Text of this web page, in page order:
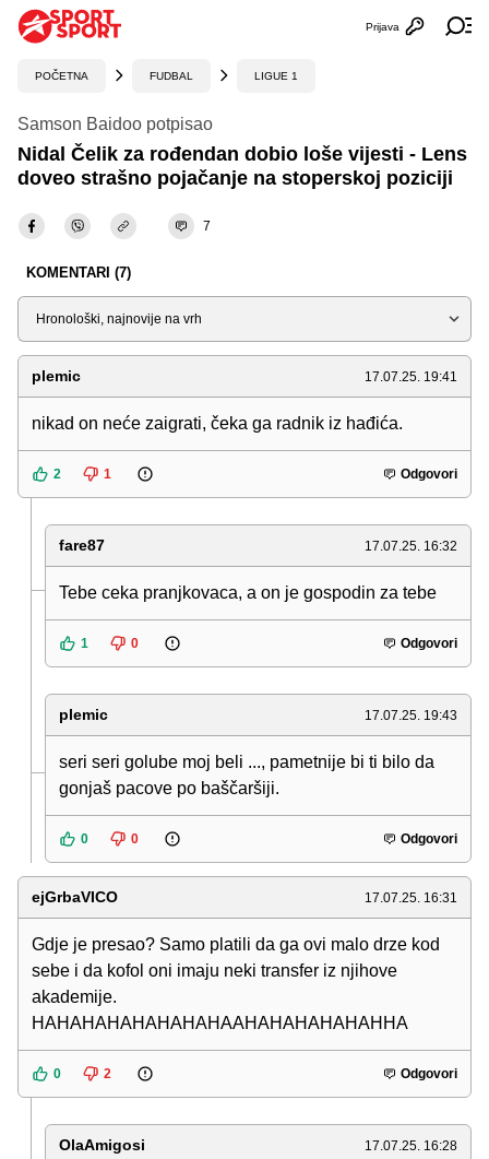
Otvori
Prijava
POČETNA FUDBAL LIGUE 1
Samson Baidoo potpisao
Nidal Čelik za rođendan dobio loše vijesti - Lens
doveo strašno pojačanje na stoperskoj poziciji
7
KOMENTARI (7)
Sortiraj
plemic 17.07.25. 19:41
nikad on neće zaigrati, čeka ga radnik iz hađića.
2 1 Odgovori
fare87 17.07.25. 16:32
Tebe ceka pranjkovaca, a on je gospodin za tebe
1 0 Odgovori
plemic 17.07.25. 19:43
seri seri golube moj beli ..., pametnije bi ti bilo da
gonjaš pacove po baščaršiji.
0 0 Odgovori
ejGrbaVICO 17.07.25. 16:31
Gdje je presao? Samo platili da ga ovi malo drze kod
sebe i da kofol oni imaju neki transfer iz njihove
akademije.
HAHAHAHAHAHAHAHAAHAHAHAHAHAHHA
0 2 Odgovori
OlaAmigosi 17.07.25. 16:28